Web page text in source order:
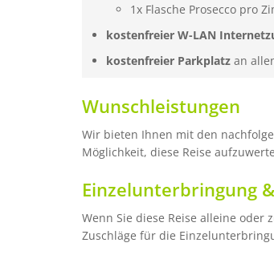
1x Flasche Prosecco pro
kostenfreier W-LAN
kostenfreier Parkplatz an
Wunschleistungen
Wir bieten Ihnen mit den
Möglichkeit, diese Reise
Einzelunterbringung
Wenn Sie diese Reise alleine
Zuschläge für die